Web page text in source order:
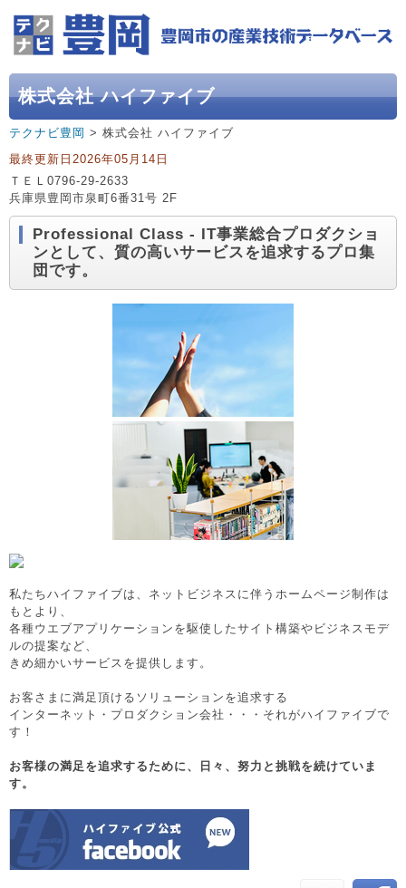
株式会社 ハイファイブ
テクナビ豊岡 > 株式会社 ハイファイブ
最終更新日2026年05月14日
ＴＥＬ0796-29-2633
兵庫県豊岡市泉町6番31号 2F
Professional Class - IT事業総合プロダクショ
ンとして、質の高いサービスを追求するプロ集
団です。
私たちハイファイブは、ネットビジネスに伴うホームページ制作は
もとより、
各種ウエブアプリケーションを駆使したサイト構築やビジネスモデ
ルの提案など、
きめ細かいサービスを提供します。
お客さまに満足頂けるソリューションを追求する
インターネット・プロダクション会社・・・それがハイファイブで
す！
お客様の満足を追求するために、日々、努力と挑戦を続けていま
す。